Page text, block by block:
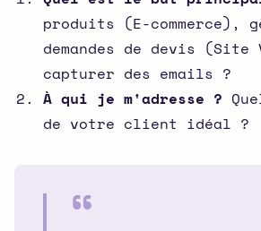
produits (E-commerce),
demandes de devis
capturer des emails ?
À qui je m'adresse ?
de votre client idéal ?